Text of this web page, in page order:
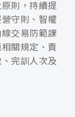
則，持續提
守則、智權
交易防範課
關規定、責
完訓人次及